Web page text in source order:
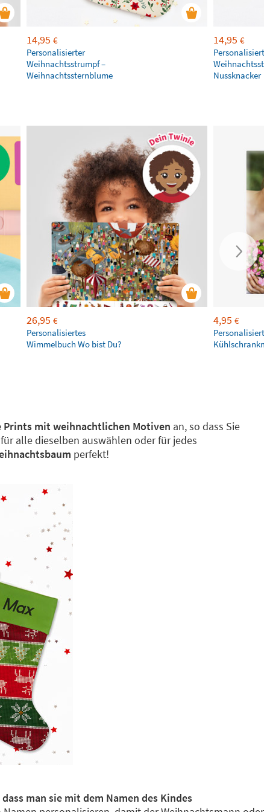
14,95 €
Personalisierter
Weihnachtsstrumpf –
Weihnachtssternblume
14,95 €
Nussknacker
26,95 €
Personalisiertes
Wimmelbuch Wo bist Du?
4,95 €
Prints mit weihnachtlichen Motiven an, so dass Sie
alle dieselben auswählen oder für jedes
perfekt!
man sie mit dem Namen des Kindes